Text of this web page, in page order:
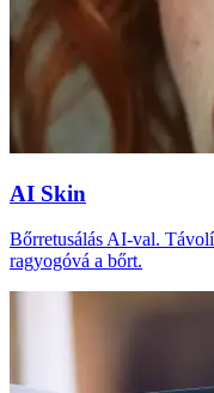
AI Skin
Bőrretusálás AI-val.
ragyogóvá a bőrt.